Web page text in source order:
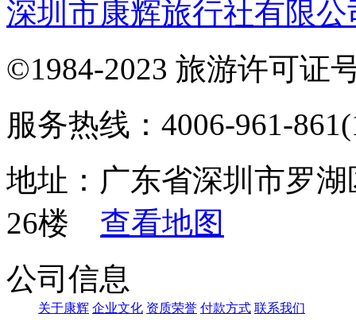
深圳市康辉旅行社有限
©1984-2023 旅游许可证
服务热线：4006-961-
地址：广东省深圳市罗
26楼 查看地图
公司信息
关于康辉 企业文化 资质荣誉 付款方式 联系我们